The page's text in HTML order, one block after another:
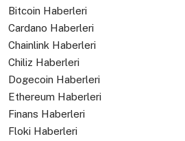
Bitcoin Haberleri
Cardano Haberleri
Chainlink Haberleri
Chiliz Haberleri
Dogecoin Haberleri
Ethereum Haberleri
Finans Haberleri
Floki Haberleri